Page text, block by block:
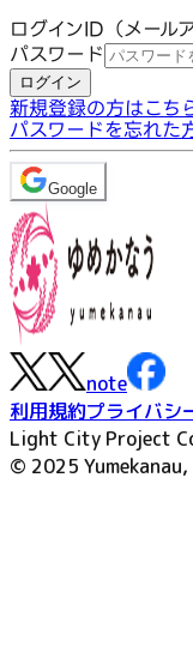
ログインID（メール
パスワード
ログイン
新規登録の方はこち
パスワードを忘れた
Google
note
利用規約プライバシ
Light City Project
© 2025